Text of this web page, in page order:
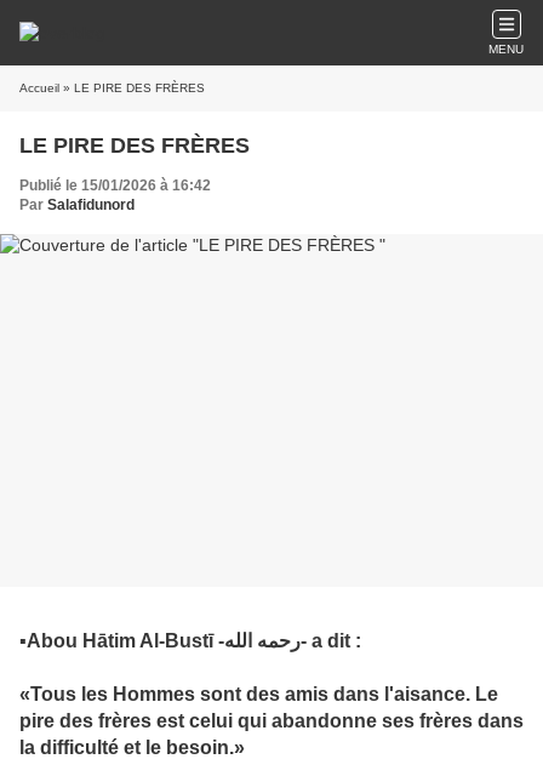
MENU
Accueil » LE PIRE DES FRÈRES
LE PIRE DES FRÈRES
Publié le 15/01/2026 à 16:42
Par Salafidunord
▪︎Abou Hātim Al-Bustī -رحمه الله- a dit :
«Tous les Hommes sont des amis dans l'aisance. Le
pire des frères est celui qui abandonne ses frères dans
la difficulté et le besoin.»